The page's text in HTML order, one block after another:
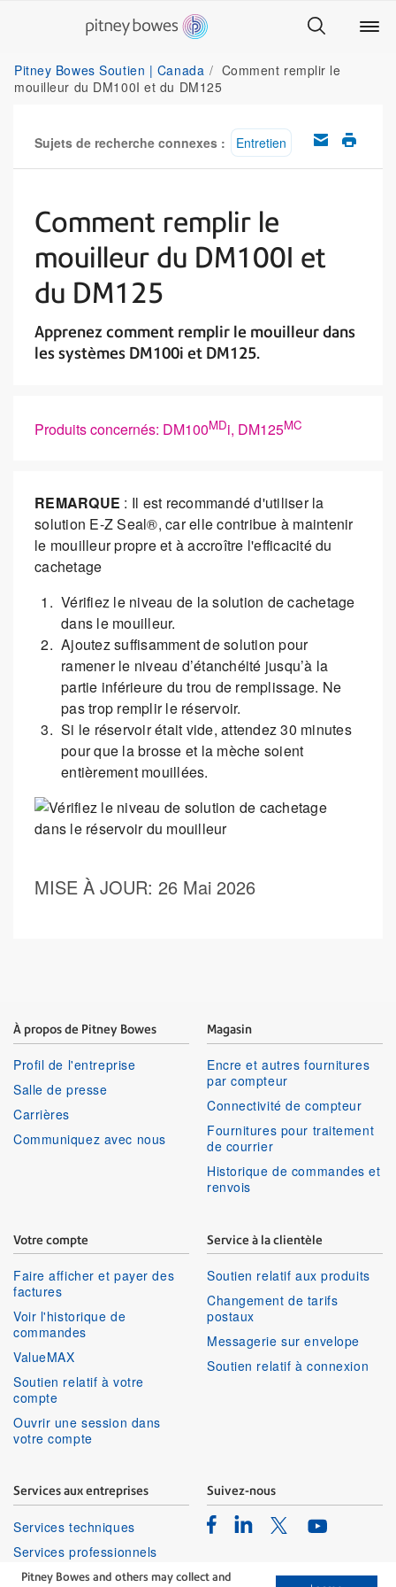
Pitney Bowes and others may collect and
Pitney Bowes Soutien | Canada
Comment remplir le
mouilleur du DM100I et du DM125
Sujets de recherche connexes : Entretien
Comment remplir le
mouilleur du DM100I et
du DM125
Apprenez comment remplir le mouilleur dans
les systèmes DM100i et DM125.
Produits concernés: DM100MDi, DM125MC
REMARQUE : Il est recommandé d'utiliser la
solution E-Z Seal®, car elle contribue à maintenir
le mouilleur propre et à accroître l'efficacité du
cachetage
Vérifiez le niveau de la solution de cachetage
dans le mouilleur.
Ajoutez suffisamment de solution pour
ramener le niveau d’étanchéité jusqu’à la
partie inférieure du trou de remplissage. Ne
pas trop remplir le réservoir.
Si le réservoir était vide, attendez 30 minutes
pour que la brosse et la mèche soient
entièrement mouillées.
MISE À JOUR: 26 Mai 2026
À propos de Pitney Bowes
Profil de l'entreprise
Salle de presse
Carrières
Communiquez avec nous
Magasin
Encre et autres fournitures
par compteur
Connectivité de compteur
Fournitures pour traitement
de courrier
Historique de commandes et
renvois
Votre compte
Faire afficher et payer des
factures
Voir l'historique de
commandes
ValueMAX
Soutien relatif à votre
compte
Ouvrir une session dans
votre compte
Service à la clientèle
Soutien relatif aux produits
Changement de tarifs
postaux
Messagerie sur envelope
Soutien relatif à connexion
Services aux entreprises
Services techniques
Services professionnels
Suivez-nous
FacebookLinkedinTwitterYoutube